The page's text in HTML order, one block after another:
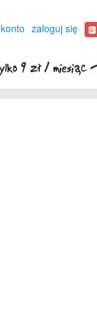
zaloguj się